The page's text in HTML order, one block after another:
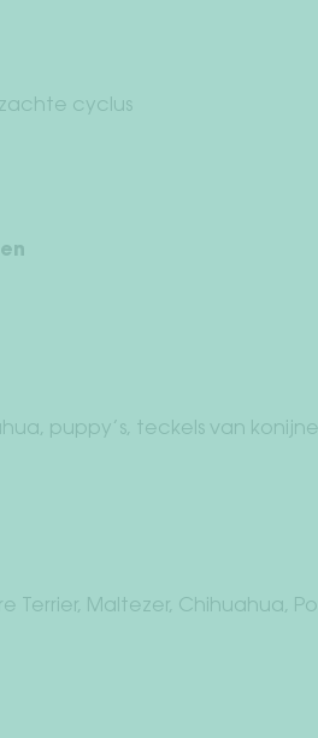
cyclus
puppy’s, teckels van
Terrier, Maltezer, Chihuahua,